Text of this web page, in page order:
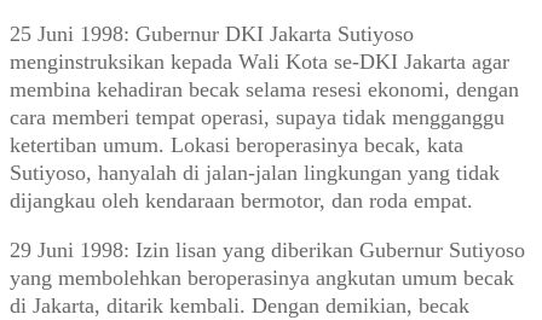
25 Juni 1998: Gubernur DKI Jakarta Sutiyoso
menginstruksikan kepada Wali Kota se-DKI Jakarta agar
membina kehadiran becak selama resesi ekonomi, dengan
cara memberi tempat operasi, supaya tidak mengganggu
ketertiban umum. Lokasi beroperasinya becak, kata
Sutiyoso, hanyalah di jalan-jalan lingkungan yang tidak
dijangkau oleh kendaraan bermotor, dan roda empat.
29 Juni 1998: Izin lisan yang diberikan Gubernur Sutiyoso
yang membolehkan beroperasinya angkutan umum becak
di Jakarta, ditarik kembali. Dengan demikian, becak